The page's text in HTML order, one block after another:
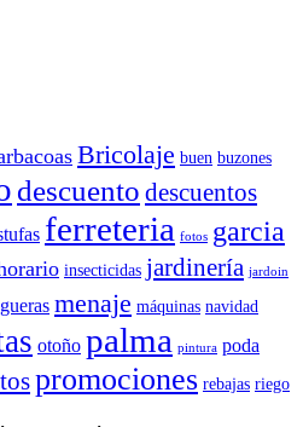
Bricolaje buen buzones
descuento descuentos
ferreteria fotos garcia
insecticidas jardinería jardoin
menaje máquinas navidad
otoño palma pintura poda
promociones rebajas riego